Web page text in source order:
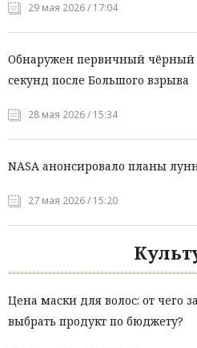
29 мая 2026 / 17:04
Обнаружен первичный
секунд после Большого взрыва
28 мая 2026 / 15:34
NASA анонсировало планы
27 мая 2026 / 15:20
Цена маски для волос: от чего
выбрать продукт по бюджету?